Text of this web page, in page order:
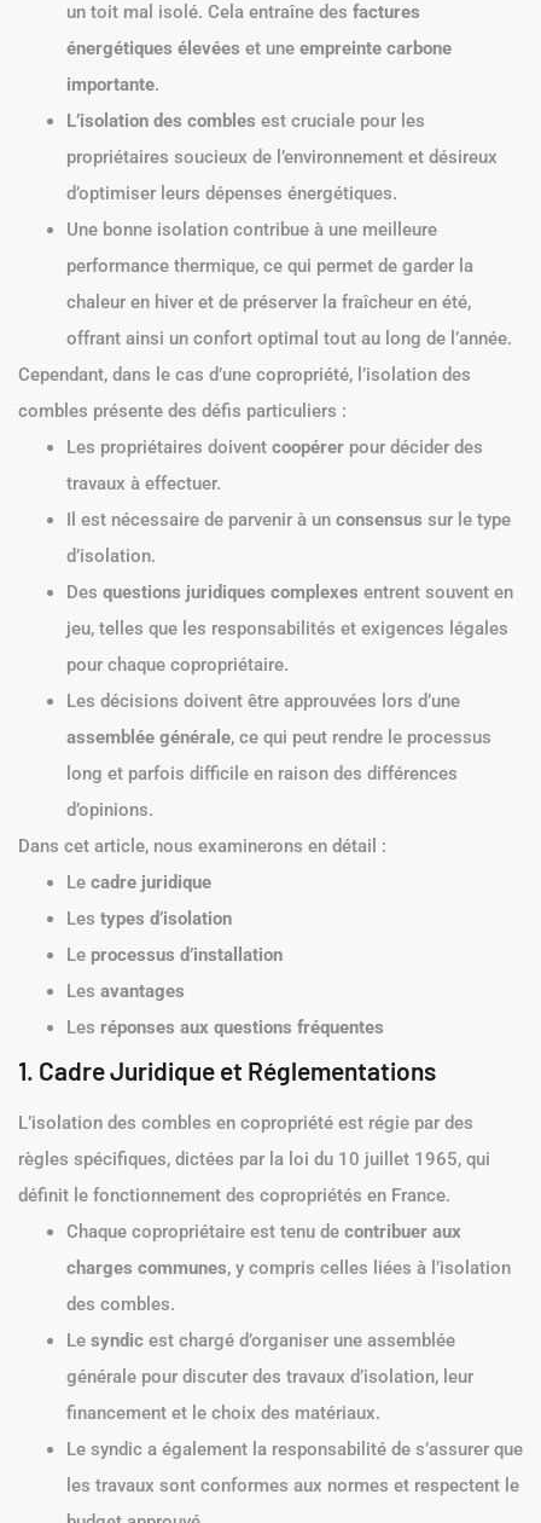
un toit mal isolé. Cela entraîne des factures
énergétiques élevées et une empreinte carbone
importante.
L’isolation des combles est cruciale pour les
propriétaires soucieux de l’environnement et désireux
d’optimiser leurs dépenses énergétiques.
Une bonne isolation contribue à une meilleure
performance thermique, ce qui permet de garder la
chaleur en hiver et de préserver la fraîcheur en été,
offrant ainsi un confort optimal tout au long de l’année.
Cependant, dans le cas d’une copropriété, l’isolation des
combles présente des défis particuliers :
Les propriétaires doivent coopérer pour décider des
travaux à effectuer.
Il est nécessaire de parvenir à un consensus sur le type
d’isolation.
Des questions juridiques complexes entrent souvent en
jeu, telles que les responsabilités et exigences légales
pour chaque copropriétaire.
Les décisions doivent être approuvées lors d’une
assemblée générale, ce qui peut rendre le processus
long et parfois difficile en raison des différences
d’opinions.
Dans cet article, nous examinerons en détail :
Le cadre juridique
Les types d’isolation
Le processus d’installation
Les avantages
Les réponses aux questions fréquentes
1. Cadre Juridique et Réglementations
L’isolation des combles en copropriété est régie par des
règles spécifiques, dictées par la loi du 10 juillet 1965, qui
définit le fonctionnement des copropriétés en France.
Chaque copropriétaire est tenu de contribuer aux
charges communes, y compris celles liées à l’isolation
des combles.
Le syndic est chargé d’organiser une assemblée
générale pour discuter des travaux d’isolation, leur
financement et le choix des matériaux.
Le syndic a également la responsabilité de s’assurer que
les travaux sont conformes aux normes et respectent le